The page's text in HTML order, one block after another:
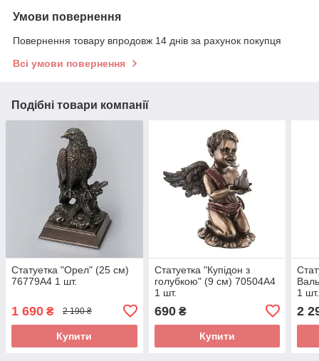
Умови повернення
Повернення товару впродовж 14 днів за рахунок покупця
Всі умови повернення
Подібні товари компанії
Статуетка "Орел" (25 см)
76779A4 1 шт.
1 690 ₴ 2 190 ₴
Купити
Статуетка "Купідон з
голубкою" (9 см) 70504A4
1 шт.
690₴
Купити
1 шт.
2